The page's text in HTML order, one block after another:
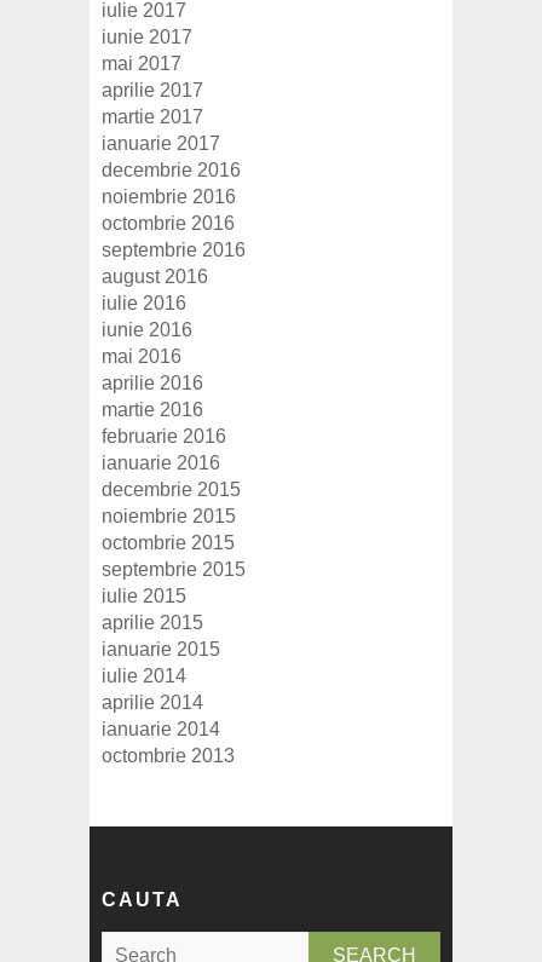
iulie 2017
iunie 2017
mai 2017
aprilie 2017
martie 2017
ianuarie 2017
decembrie 2016
noiembrie 2016
octombrie 2016
septembrie 2016
august 2016
iulie 2016
iunie 2016
mai 2016
aprilie 2016
martie 2016
februarie 2016
ianuarie 2016
decembrie 2015
noiembrie 2015
octombrie 2015
septembrie 2015
iulie 2015
aprilie 2015
ianuarie 2015
iulie 2014
aprilie 2014
ianuarie 2014
octombrie 2013
CAUTA